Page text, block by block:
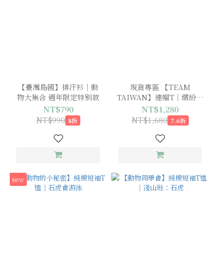
【臺灣島國】排汗衫｜動
物大集合 週年限定特別款
NT$790
NT$990 8折
現貨專區 【TEAM
TAIWAN】連帽T｜繽紛石
虎
NT$1,280
NT$1,680 7.6折
NEW